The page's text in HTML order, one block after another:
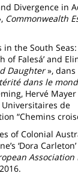
Divergence in
Commonwealth
in the South
of Falesá’ and
Daughter», dans
dans le
Hervé
Universitaires de
“Chemins
of Colonial
‘Dora Carleton’